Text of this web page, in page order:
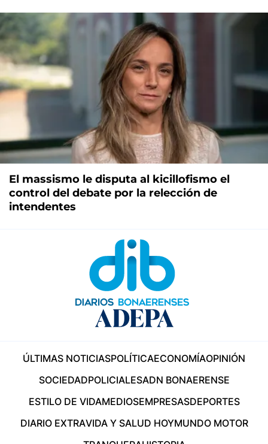
El massismo le disputa al kicillofismo el
control del debate por la relección de
intendentes
ÚLTIMAS NOTICIASPOLÍTICAECONOMÍAOPINIÓN
SOCIEDADPOLICIALESADN BONAERENSE
ESTILO DE VIDAMEDIOSEMPRESASDEPORTES
DIARIO EXTRAVIDA Y SALUD HOYMUNDO MOTOR